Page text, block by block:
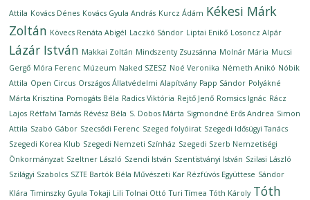
Attila Kovács Dénes Kovács Gyula András Kurcz Ádám Kékesi Márk
Zoltán Kövecs Renáta Abigél Laczkó Sándor Liptai Enikő Losoncz Alpár
Lázár István Makkai Zoltán Mindszenty Zsuzsánna Molnár Mária Mucsi
Gergő Móra Ferenc Múzeum Naked SZESZ Noé Veronika Németh Anikó Nóbik
Attila Open Circus Országos Állatvédelmi Alapítvány Papp Sándor Polyákné
Márta Krisztina Pomogáts Béla Radics Viktória Rejtő Jenő Romsics Ignác Rácz
Lajos Rétfalvi Tamás Révész Béla S. Dobos Márta Sigmondné Erős Andrea Simon
Attila Szabó Gábor Szecsődi Ferenc Szeged folyóirat Szegedi Idősügyi Tanács
Szegedi Korea Klub Szegedi Nemzeti Színház Szegedi Szerb Nemzetiségi
Önkormányzat Szeltner László Szendi István Szentistványi István Szilasi László
Szilágyi Szabolcs SZTE Bartók Béla Művészeti Kar Rézfúvós Együttese Sándor
Klára Timinszky Gyula Tokaji Lili Tolnai Ottó Turi Tímea Tóth Károly Tóth